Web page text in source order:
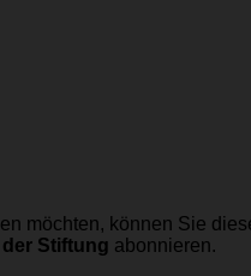
möchten, können Sie
der Stiftung abonnieren.